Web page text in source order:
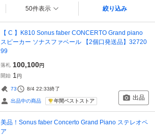
50件表示 絞り込み
【 C 】K810 Sonus faber CONCERTO Grand piano
スピーカー ソナスファベール 【2個口発送品】32720
99
落札 100,100円
開始 1 円
73 8/4 22:33終了
出品中の商品 年間ベストストア 出品
美品！Sonus faber Concerto Grand Piano ステレオペ
ア